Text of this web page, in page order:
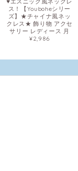
ス！【Youboheシリー
ズ】★チャイナ風ネッ
クレス★ 飾り物 アクセ
サリー レディース 月
¥2,986